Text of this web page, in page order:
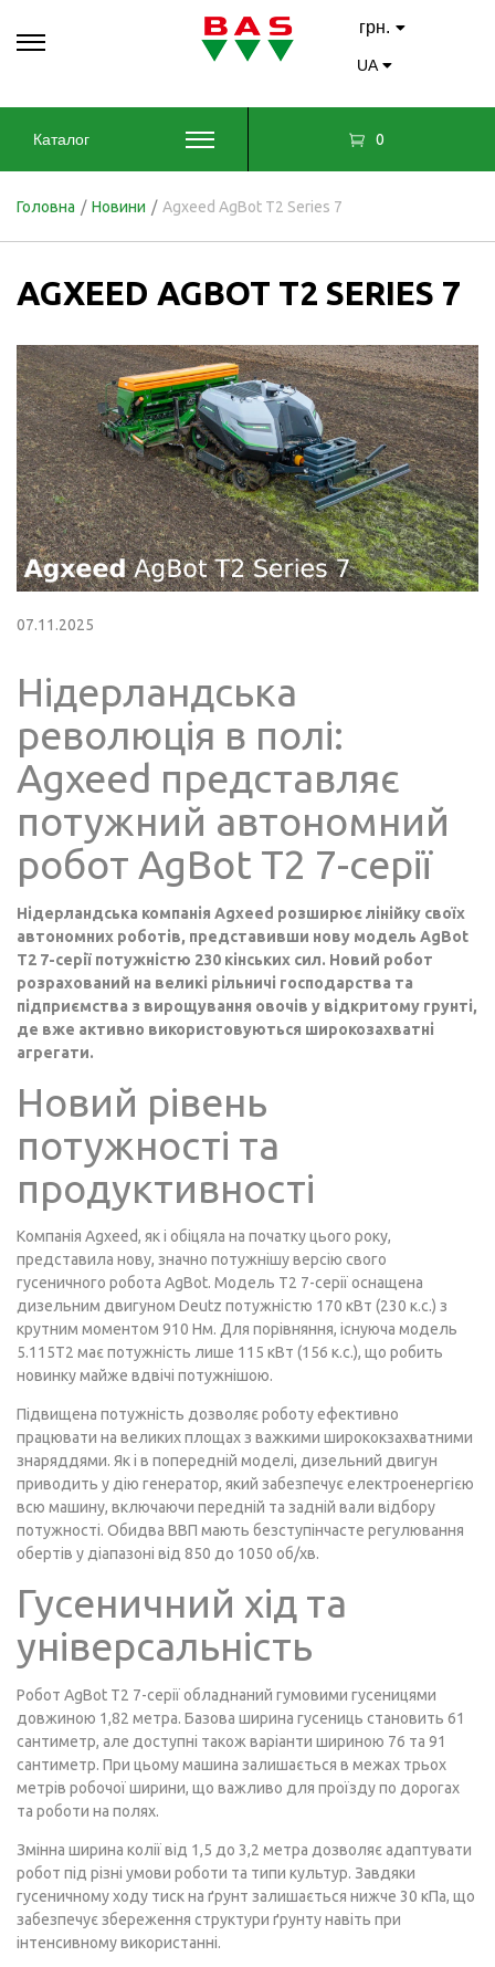
грн.
UA
Каталог 0
Головна / Новини / Agxeed AgBot T2 Series 7
AGXEED AGBOT T2 SERIES 7
07.11.2025
Нідерландська
революція в полі:
Agxeed представляє
потужний автономний
робот AgBot T2 7-серії
Нідерландська компанія Agxeed розширює лінійку своїх
автономних роботів, представивши нову модель AgBot
T2 7-серії потужністю 230 кінських сил. Новий робот
розрахований на великі рільничі господарства та
підприємства з вирощування овочів у відкритому грунті,
де вже активно використовуються широкозахватні
агрегати.
Новий рівень
потужності та
продуктивності
Компанія Agxeed, як і обіцяла на початку цього року,
представила нову, значно потужнішу версію свого
гусеничного робота AgBot. Модель T2 7-серії оснащена
дизельним двигуном Deutz потужністю 170 кВт (230 к.с.) з
крутним моментом 910 Нм. Для порівняння, існуюча модель
5.115T2 має потужність лише 115 кВт (156 к.с.), що робить
новинку майже вдвічі потужнішою.
Підвищена потужність дозволяє роботу ефективно
працювати на великих площах з важкими ширококзахватними
знаряддями. Як і в попередній моделі, дизельний двигун
приводить у дію генератор, який забезпечує електроенергією
всю машину, включаючи передній та задній вали відбору
потужності. Обидва ВВП мають безступінчасте регулювання
обертів у діапазоні від 850 до 1050 об/хв.
Гусеничний хід та
універсальність
Робот AgBot T2 7-серії обладнаний гумовими гусеницями
довжиною 1,82 метра. Базова ширина гусениць становить 61
сантиметр, але доступні також варіанти шириною 76 та 91
сантиметр. При цьому машина залишається в межах трьох
метрів робочої ширини, що важливо для проїзду по дорогах
та роботи на полях.
Змінна ширина колії від 1,5 до 3,2 метра дозволяє адаптувати
робот під різні умови роботи та типи культур. Завдяки
гусеничному ходу тиск на ґрунт залишається нижче 30 кПа, що
забезпечує збереження структури ґрунту навіть при
інтенсивному використанні.